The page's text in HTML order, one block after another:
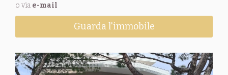
o via e-mail
Guarda l'immobile